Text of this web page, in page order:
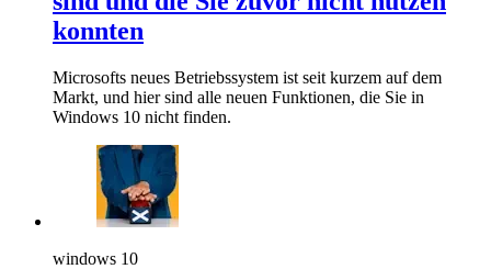
konnten
Microsofts neues Betriebssystem ist seit kurzem auf dem
Markt, und hier sind alle neuen Funktionen, die Sie in
Windows 10 nicht finden.
windows 10